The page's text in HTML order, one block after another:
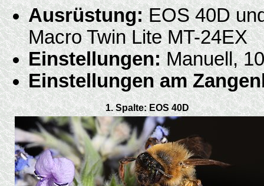
Ausrüstung:EOS 40D
Macro Twin Lite MT-24EX
Einstellungen:Manuell,
Einstellungen am
1. Spalte: EOS 40D